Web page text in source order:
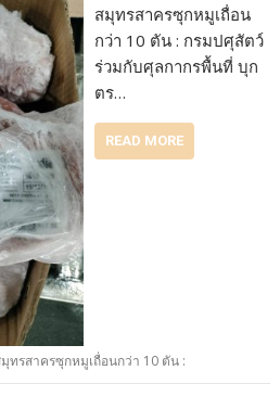
สมุทรสาครซุกหมูเถื่อน
กว่า 10 ตัน : กรมปศุสัตว์
ร่วมกับศุลกากรพื้นที่ บุก
ตร…
READ MORE
ทรสาครซุกหมูเถื่อนกว่า 10 ตัน :